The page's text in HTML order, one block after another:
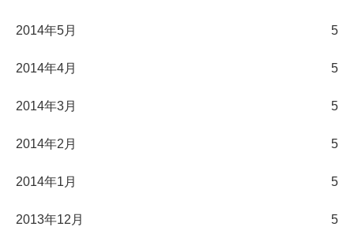
2014年5月 5
2014年4月 5
2014年3月 5
2014年2月 5
2014年1月 5
2013年12月 5